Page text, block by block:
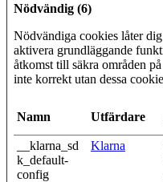
Nödvändig (6)
Nödvändiga cookies låter
aktivera grundläggande
åtkomst till säkra områden
inte korrekt utan dessa
Namn Utfärdare
__klarna_sd
k_default-
config
Klarna